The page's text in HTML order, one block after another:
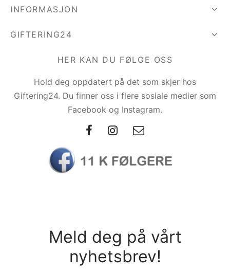
INFORMASJON
GIFTERING24
HER KAN DU FØLGE OSS
Hold deg oppdatert på det som skjer hos
Giftering24. Du finner oss i flere sosiale medier som
Facebook og Instagram.
Meld deg på vårt
nyhetsbrev!